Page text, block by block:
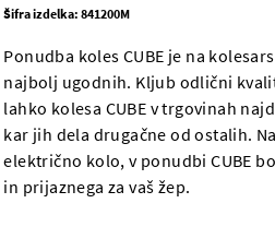
Šifra izdelka: 841200M
Ponudba koles CUBE je na
najbolj ugodnih. Kljub odlični
lahko kolesa CUBE v trgovinah
kar jih dela drugačne od ostalih.
električno kolo, v ponudbi CUBE
in prijaznega za vaš žep.